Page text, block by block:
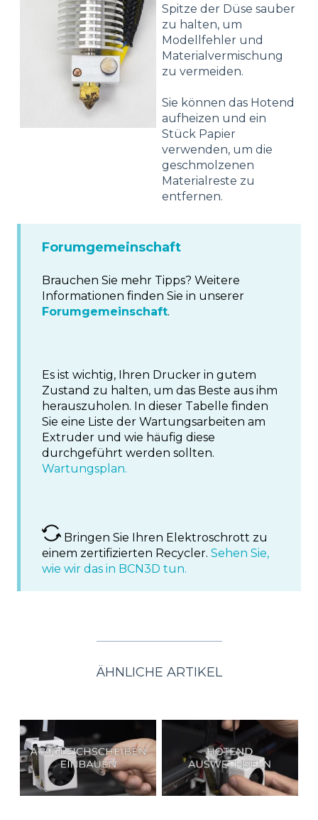
Spitze der Düse sauber
zu halten, um
Modellfehler und
Materialvermischung
zu vermeiden.
Sie können das Hotend
aufheizen und ein
Stück Papier
verwenden, um die
geschmolzenen
Materialreste zu
entfernen.
Forumgemeinschaft
Brauchen Sie mehr Tipps? Weitere
Informationen finden Sie in unserer
Forumgemeinschaft.
Es ist wichtig, Ihren Drucker in gutem
Zustand zu halten, um das Beste aus ihm
herauszuholen. In dieser Tabelle finden
Sie eine Liste der Wartungsarbeiten am
Extruder und wie häufig diese
durchgeführt werden sollten.
Wartungsplan.
Bringen Sie Ihren Elektroschrott zu
einem zertifizierten Recycler. Sehen Sie,
wie wir das in BCN3D tun.
ÄHNLICHE ARTIKEL